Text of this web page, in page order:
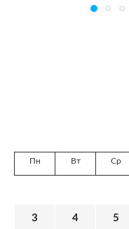
Пн Вт Ср
3 4 5